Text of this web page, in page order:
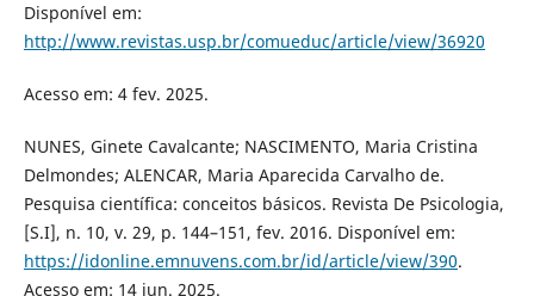
Disponível em:
http://www.revistas.usp.br/comueduc/article/view/36920
Acesso em: 4 fev. 2025.
NUNES, Ginete Cavalcante; NASCIMENTO, Maria Cristina
Delmondes; ALENCAR, Maria Aparecida Carvalho de.
Pesquisa científica: conceitos básicos. Revista De Psicologia,
[S.I], n. 10, v. 29, p. 144–151, fev. 2016. Disponível em:
https://idonline.emnuvens.com.br/id/article/view/390.
Acesso em: 14 jun. 2025.